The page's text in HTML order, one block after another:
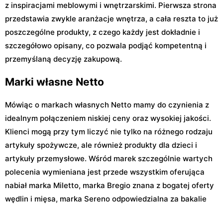
z inspiracjami meblowymi i wnętrzarskimi. Pierwsza strona
przedstawia zwykle aranżacje wnętrza, a cała reszta to już
poszczególne produkty, z czego każdy jest dokładnie i
szczegółowo opisany, co pozwala podjąć kompetentną i
przemyślaną decyzję zakupową.
Marki własne Netto
Mówiąc o markach własnych Netto mamy do czynienia z
idealnym połączeniem niskiej ceny oraz wysokiej jakości.
Klienci mogą przy tym liczyć nie tylko na różnego rodzaju
artykuły spożywcze, ale również produkty dla dzieci i
artykuły przemysłowe. Wśród marek szczególnie wartych
polecenia wymieniana jest przede wszystkim oferująca
nabiał marka Miletto, marka Bregio znana z bogatej oferty
wędlin i mięsa, marka Sereno odpowiedzialna za bakalie